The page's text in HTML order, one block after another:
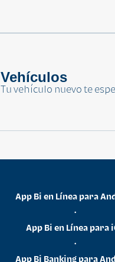
Vehículos
Tu vehículo nuevo te
App Bi en Línea para
•
App Bi en Línea para
•
App Bi Banking para